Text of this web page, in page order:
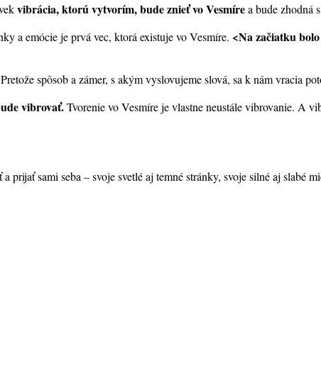
vibrácia, ktorú vytvorím, bude znieť vo Vesmírea bude zhodná
a emócie je prvá vec, ktorá existuje vo Vesmíre. <Na začiatku bolo
spôsob a zámer, s akým vyslovujeme slová, sa k nám vracia
vibrovať.Tvorenie vo Vesmíre je vlastne neustále vibrovanie. A
prijať sami seba – svoje svetlé aj temné stránky, svoje silné aj slabé